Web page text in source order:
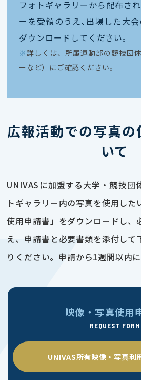
フォトギャラリーから配布さ
ーを受領のうえ､出場した大
ダウンロードしてください｡
※ 詳しくは、所属運動部の競技団
ーなど）にご確認ください。
広報活動での写真の
いて
UNIVASに加盟する大学・競技団
トギャラリー内の写真を使用し
使用申請書」をダウンロードし、
え、申請書と必要書類を添付して
りください。申請から1週間以内に
映像・写真使用
REQUEST FORM
UNIVAS所有映像・写真利